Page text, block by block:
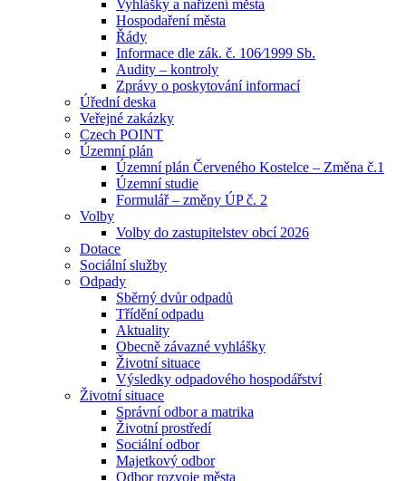
Vyhlášky a nařízení města
Hospodaření města
Řády
Informace dle zák. č. 106⁄1999 Sb.
Audity – kontroly
Zprávy o poskytování informací
Úřední deska
Veřejné zakázky
Czech POINT
Územní plán
Územní plán Červeného Kostelce – Změna č.1
Územní studie
Formulář – změny ÚP č. 2
Volby
Volby do zastupitelstev obcí 2026
Dotace
Sociální služby
Odpady
Sběrný dvůr odpadů
Třídění odpadu
Aktuality
Obecně závazné vyhlášky
Životní situace
Výsledky odpadového hospodářství
Životní situace
Správní odbor a matrika
Životní prostředí
Sociální odbor
Majetkový odbor
Odbor rozvoje města